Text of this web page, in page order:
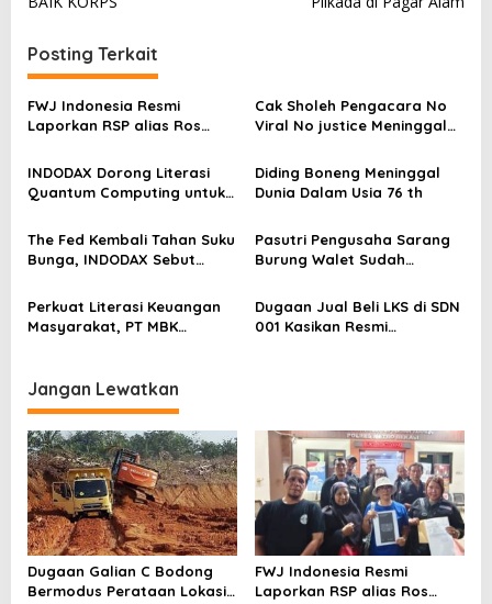
g
a
s
p
s
Posting Terkait
FWJ Indonesia Resmi
Laporkan RSP alias Ros
Cak Sholeh Pengacara No
Viral No justice Meninggal
INDODAX Dorong Literasi
Quantum Computing untuk
Blockchain
Diding Boneng Meninggal
Dunia Dalam Usia 76 th
The Fed Kembali Tahan Suku
Bunga, INDODAX Sebut
Sentimen Pasar
Pasutri Pengusaha Sarang
Burung Walet Sudah
Pelapor Desak Polda Jambi
Segera Lakukan Penahanan
Perkuat Literasi Keuangan
Masyarakat, PT MBK
Dugaan Jual Beli LKS di SDN
001 Kasikan Resmi
Jangan Lewatkan
Dugaan Galian C Bodong
Bermodus Perataan Lokasi
FWJ Indonesia Resmi
Laporkan RSP alias Ros